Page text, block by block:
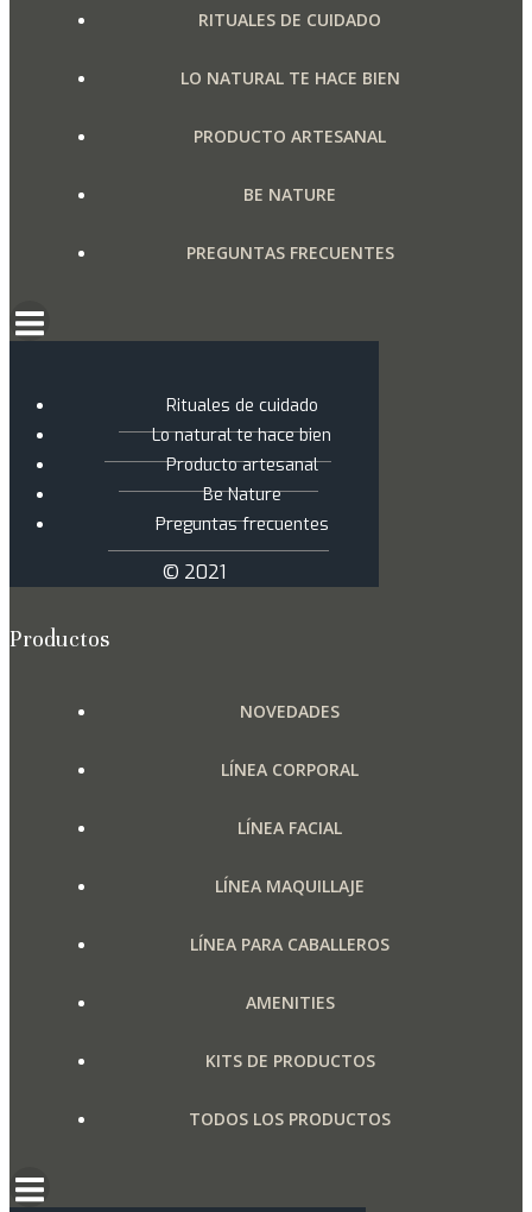
RITUALES DE CUIDADO
LO NATURAL TE HACE BIEN
PRODUCTO ARTESANAL
BE NATURE
PREGUNTAS FRECUENTES
Rituales de cuidado
Lo natural te hace bien
Producto artesanal
Be Nature
Preguntas frecuentes
© 2021
Productos
NOVEDADES
LÍNEA CORPORAL
LÍNEA FACIAL
LÍNEA MAQUILLAJE
LÍNEA PARA CABALLEROS
AMENITIES
KITS DE PRODUCTOS
TODOS LOS PRODUCTOS